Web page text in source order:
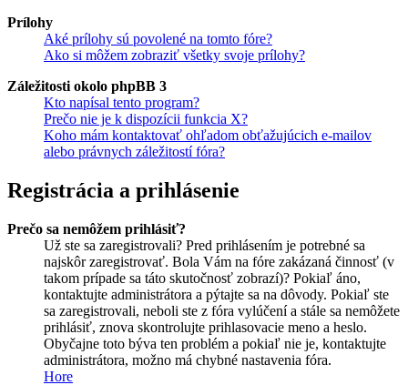
Prílohy
Aké prílohy sú povolené na tomto fóre?
Ako si môžem zobraziť všetky svoje prílohy?
Záležitosti okolo phpBB 3
Kto napísal tento program?
Prečo nie je k dispozícii funkcia X?
Koho mám kontaktovať ohľadom obťažujúcich e-mailov
alebo právnych záležitostí fóra?
Registrácia a prihlásenie
Prečo sa nemôžem prihlásiť?
Už ste sa zaregistrovali? Pred prihlásením je potrebné sa
najskôr zaregistrovať. Bola Vám na fóre zakázaná činnosť (v
takom prípade sa táto skutočnosť zobrazí)? Pokiaľ áno,
kontaktujte administrátora a pýtajte sa na dôvody. Pokiaľ ste
sa zaregistrovali, neboli ste z fóra vylúčení a stále sa nemôžete
prihlásiť, znova skontrolujte prihlasovacie meno a heslo.
Obyčajne toto býva ten problém a pokiaľ nie je, kontaktujte
administrátora, možno má chybné nastavenia fóra.
Hore